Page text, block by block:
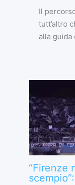
Il
tutt’altro
alla
“Firenze